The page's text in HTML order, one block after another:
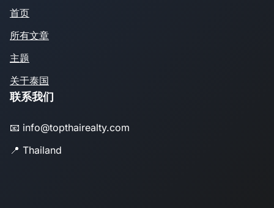
首页
所有文章
主题
关于泰国
联系我们
📧 info@topthairealty.com
📍 Thailand